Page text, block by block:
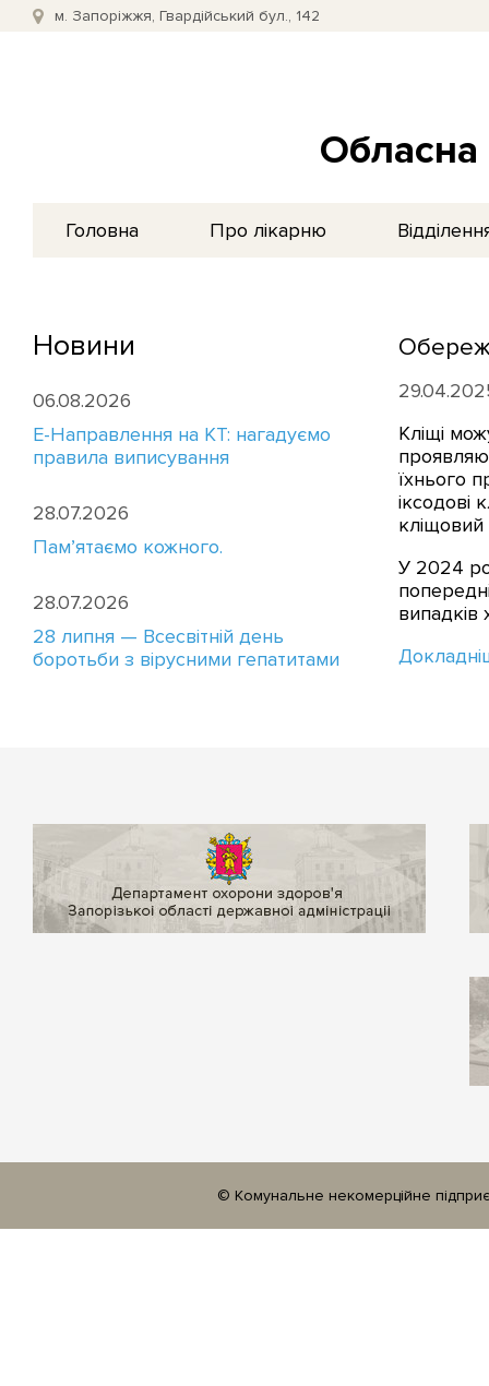
м. Запоріжжя, Гвардійський бул., 142
Обласна
Головна Про лікарню
Новини
06.08.2026
E-Направлення на КТ: нагадуємо
правила виписування
28.07.2026
Пам’ятаємо кожного.
28.07.2026
28 липня — Всесвітній день
боротьби з вірусними гепатитами
Кліщі
їхнього
іксодові
кліщовий
У 2024
© Комунальне некомерційне